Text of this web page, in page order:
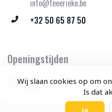
Wij slaan cookies op om
Is dat
info@feeerieke.be
+32 50 65 87 50
Openingstijden
Klantenservice